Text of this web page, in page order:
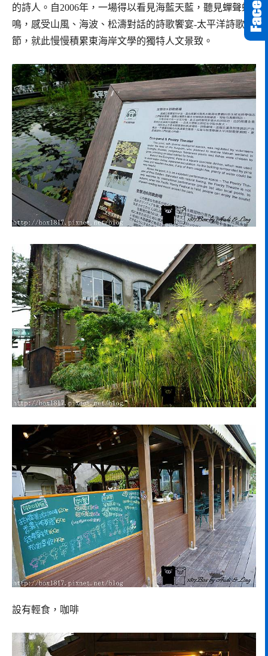
的詩人。自2006年，一場得以看見海藍天藍，聽見蟬聲蛙
鳴，感受山風、海波、松濤對話的詩歌饗宴-太平洋詩歌
節，就此慢慢積累東海岸文學的獨特人文景致。
設有輕食，咖啡